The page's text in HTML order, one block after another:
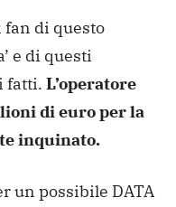
fan di questo
e di questi
fatti. L’operatore
di euro per la
inquinato.
un possibile DATA